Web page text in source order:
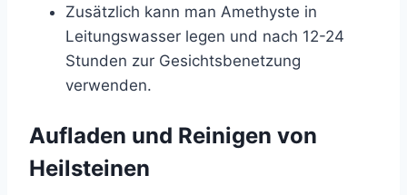
Zusätzlich kann man Amethyste in
Leitungswasser legen und nach 12-24
Stunden zur Gesichtsbenetzung
verwenden.
Aufladen und Reinigen von
Heilsteinen